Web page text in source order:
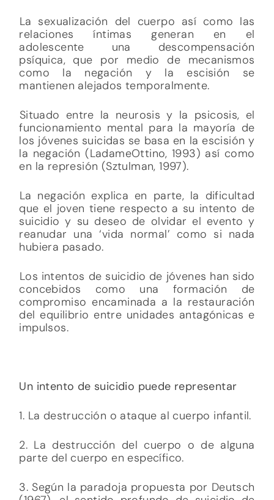
La sexualización del cuerpo así como las
relaciones íntimas generan en el
adolescente una descompensación
psíquica, que por medio de mecanismos
como la negación y la escisión se
mantienen alejados temporalmente.
Situado entre la neurosis y la psicosis, el
funcionamiento mental para la mayoría de
los jóvenes suicidas se basa en la escisión y
la negación (LadameOttino, 1993) así como
en la represión (Sztulman, 1997).
La negación explica en parte, la dificultad
que el joven tiene respecto a su intento de
suicidio y su deseo de olvidar el evento y
reanudar una ‘vida normal’ como si nada
hubiera pasado.
Los intentos de suicidio de jóvenes han sido
concebidos como una formación de
compromiso encaminada a la restauración
del equilibrio entre unidades antagónicas e
impulsos.
Un intento de suicidio puede representar
1. La destrucción o ataque al cuerpo infantil.
2. La destrucción del cuerpo o de alguna
parte del cuerpo en específico.
3. Según la paradoja propuesta por Deutsch